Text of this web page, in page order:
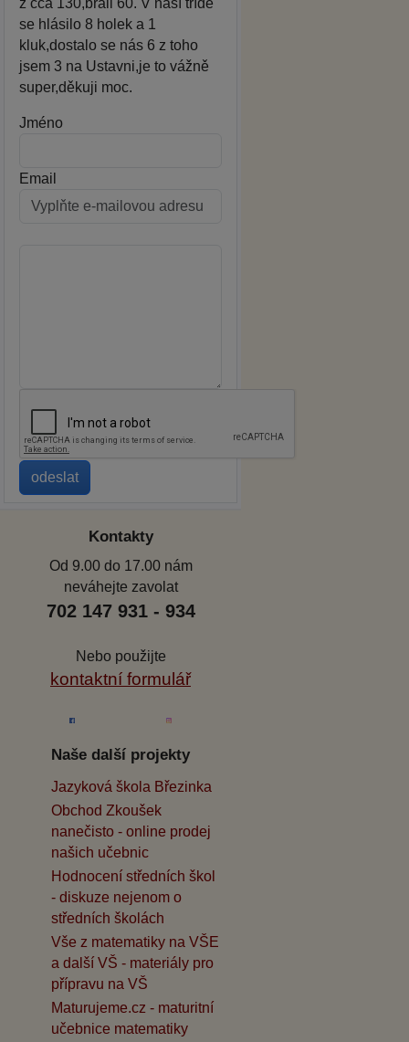
se hlásilo 8 holek a 1
kluk,dostalo se nás 6 z toho
jsem 3 na Ustavni,je to vážně
super,děkuji moc.
Jméno
Email
Kontakty
Od 9.00 do 17.00 nám
neváhejte zavolat
702 147 931 - 934
Nebo použijte
kontaktní formulář
Naše další projekty
Jazyková škola Březinka
Obchod Zkoušek
nanečisto - online prodej
našich učebnic
Hodnocení středních škol
- diskuze nejenom o
středních školách
Vše z matematiky na VŠE
a další VŠ - materiály pro
přípravu na VŠ
Maturujeme.cz - maturitní
učebnice matematiky